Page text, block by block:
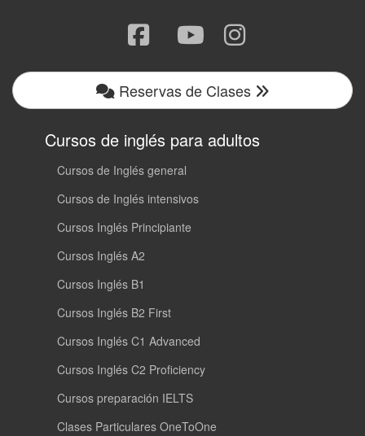
Reservas de Clases
Cursos de inglés para adultos
Cursos de Inglés general
Cursos de Inglés intensivos
Cursos Inglés Principiante
Cursos Inglés A2
Cursos Inglés B1
Cursos Inglés B2 First
Cursos Inglés C1 Advanced
Cursos Inglés C2 Proficiency
Cursos preparación IELTS
Clases Particulares OneToOne